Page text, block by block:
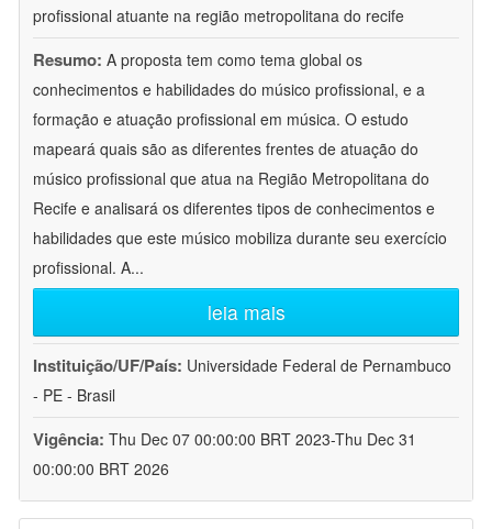
profissional atuante na região metropolitana do recife
Resumo: A proposta tem como tema global os
conhecimentos e habilidades do músico profissional, e a
formação e atuação profissional em música. O estudo
mapeará quais são as diferentes frentes de atuação do
músico profissional que atua na Região Metropolitana do
Recife e analisará os diferentes tipos de conhecimentos e
habilidades que este músico mobiliza durante seu exercício
profissional. A...
leia mais
Instituição/UF/País: Universidade Federal de Pernambuco
- PE - Brasil
Vigência: Thu Dec 07 00:00:00 BRT 2023-Thu Dec 31
00:00:00 BRT 2026